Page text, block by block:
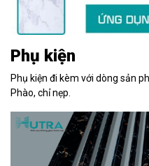
Phụ kiện
Phụ kiện đi kèm với dòng sản
Phào, chỉ nẹp.